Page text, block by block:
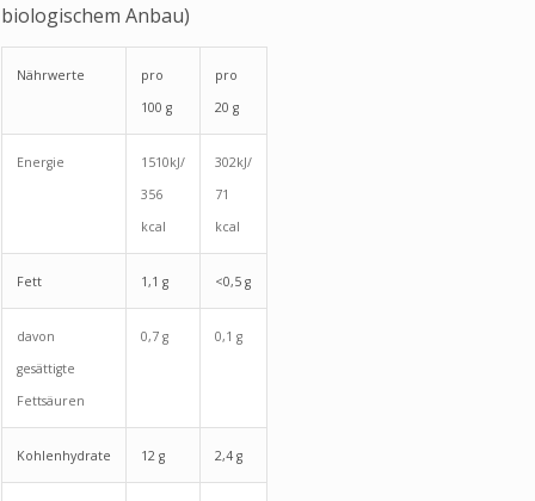
biologischem Anbau)
Nährwerte
pro
100 g
pro
20 g
Energie
1510kJ/
356
kcal
302kJ/
71
kcal
Fett 1,1 g <0,5 g
davon
gesättigte
Fettsäuren
0,7 g 0,1 g
Kohlenhydrate 12 g 2,4 g